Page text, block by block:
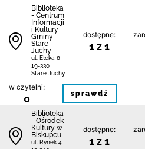
Biblioteka
- Centrum
Informacji
i Kultury
Gminy
Stare
Juchy
ul. Ełcka 8
19-330
Stare Juchy
dostępne:
1 z 1
w czytelni:
0 sprawdź
Biblioteka
- Ośrodek
Kultury w
Biskupcu
ul. Rynek 4
dostępne:
1 z 1